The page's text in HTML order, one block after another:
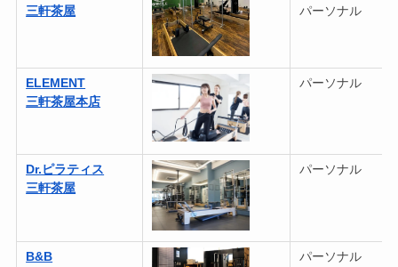
三軒茶屋
パーソナル
ELEMENT
三軒茶屋本店
パーソナル
Dr.ピラティス
三軒茶屋
パーソナル
B&B
パーソナル